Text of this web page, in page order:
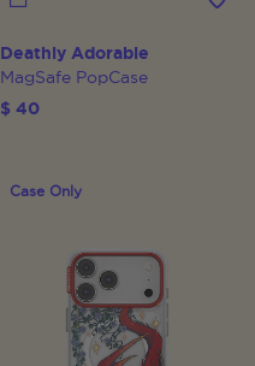
Deathly Adorable
MagSafe PopCase
$ 40
Case Only